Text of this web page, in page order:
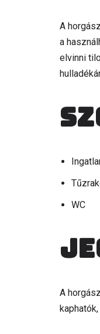
A
a
elvinni
WC
A